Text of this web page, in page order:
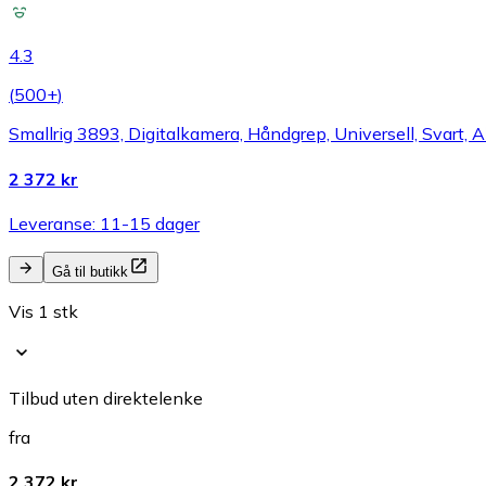
4.3
(500+)
Smallrig 3893, Digitalkamera, Håndgrep, Universell, Svart,
2 372 kr
Leveranse: 11-15 dager
Gå til butikk
Vis 1 stk
Tilbud uten direktelenke
fra